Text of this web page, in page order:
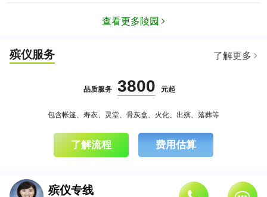
查看更多陵园
殡仪服务 了解更多
品质服务 3800 元起
包含帐篷、寿衣、灵堂、骨灰盒、火化、出殡、落葬等
了解流程 费用估算
殡仪专线